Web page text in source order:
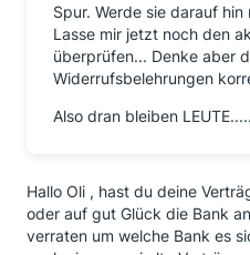
Spur. Werde sie darauf
Lasse mir jetzt noch den
überprüfen... Denke aber
Widerrufsbelehrungen
Also dran bleiben LEUTE.....
Hallo Oli , hast du deine
oder auf gut Glück die Bank
verraten um welche Bank es